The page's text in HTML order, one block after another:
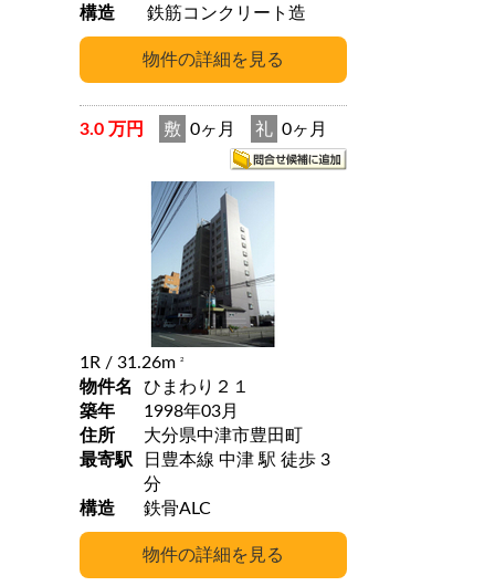
構造
鉄筋コンクリート造
3.0 万円 敷 0ヶ月 礼 0ヶ月
1R / 31.26m 2
物件名
ひまわり２１
築年
1998年03月
住所
大分県中津市豊田町
最寄駅
日豊本線 中津 駅 徒歩 3
分
構造
鉄骨ALC